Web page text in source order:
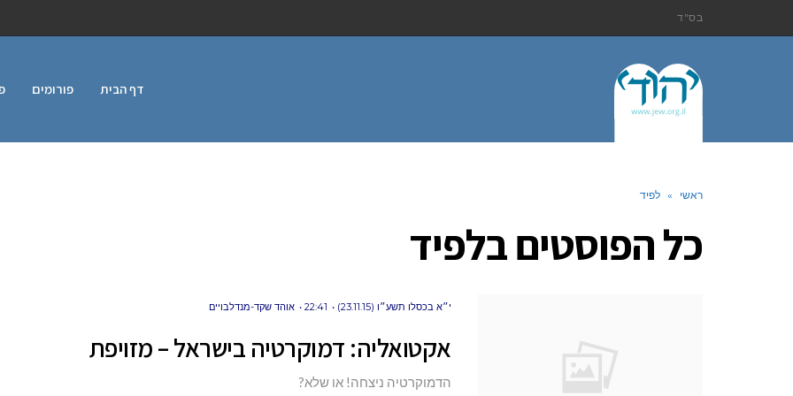
בס"ד
דף הבית פורומים
ראשי » לפיד
כל הפוסטים בלפיד
י״א בכסלו תשע״ו (23.11.15) 22:41 אוהד שקד-מנדלבויים
אקטואליה: דמוקרטיה בישראל – מזויפת
הדמוקרטיה ניצחה! או שלא?